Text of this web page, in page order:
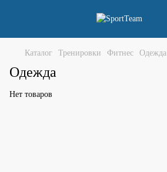
Каталог Тренировки Фитнес Одежда
Одежда
Нет товаров